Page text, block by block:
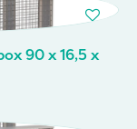
90 x 16,5 x